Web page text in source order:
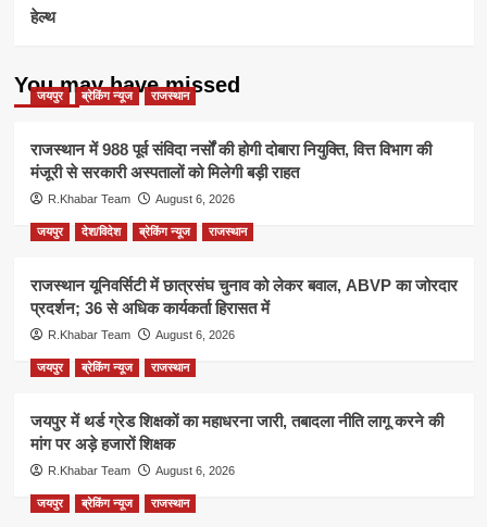
हेल्थ
You may have missed
जयपुर ब्रेकिंग न्यूज राजस्थान
राजस्थान में 988 पूर्व संविदा नर्सों की होगी दोबारा नियुक्ति, वित्त विभाग की
मंजूरी से सरकारी अस्पतालों को मिलेगी बड़ी राहत
R.Khabar Team August 6, 2026
जयपुर देश/विदेश ब्रेकिंग न्यूज राजस्थान
राजस्थान यूनिवर्सिटी में छात्रसंघ चुनाव को लेकर बवाल, ABVP का जोरदार
प्रदर्शन; 36 से अधिक कार्यकर्ता हिरासत में
R.Khabar Team August 6, 2026
जयपुर ब्रेकिंग न्यूज राजस्थान
जयपुर में थर्ड ग्रेड शिक्षकों का महाधरना जारी, तबादला नीति लागू करने की
मांग पर अड़े हजारों शिक्षक
R.Khabar Team August 6, 2026
जयपुर ब्रेकिंग न्यूज राजस्थान